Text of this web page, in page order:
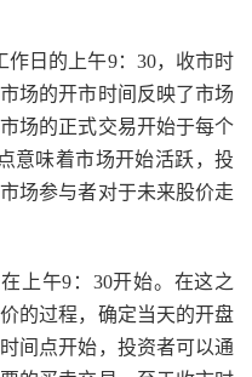
日的上午9：30，收市时
场的开市时间反映了市场
场的正式交易开始于每个
意味着市场开始活跃，投
场参与者对于未来股价走
上午9：30开始。在这之
的过程，确定当天的开盘
间点开始，投资者可以通